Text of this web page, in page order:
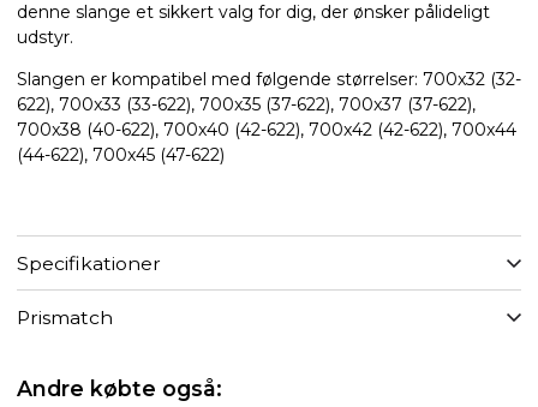
denne slange et sikkert valg for dig, der ønsker pålideligt
udstyr.
Slangen er kompatibel med følgende størrelser: 700x32 (32-
622), 700x33 (33-622), 700x35 (37-622), 700x37 (37-622),
700x38 (40-622), 700x40 (42-622), 700x42 (42-622), 700x44
(44-622), 700x45 (47-622)
Specifikationer
Prismatch
Andre købte også: